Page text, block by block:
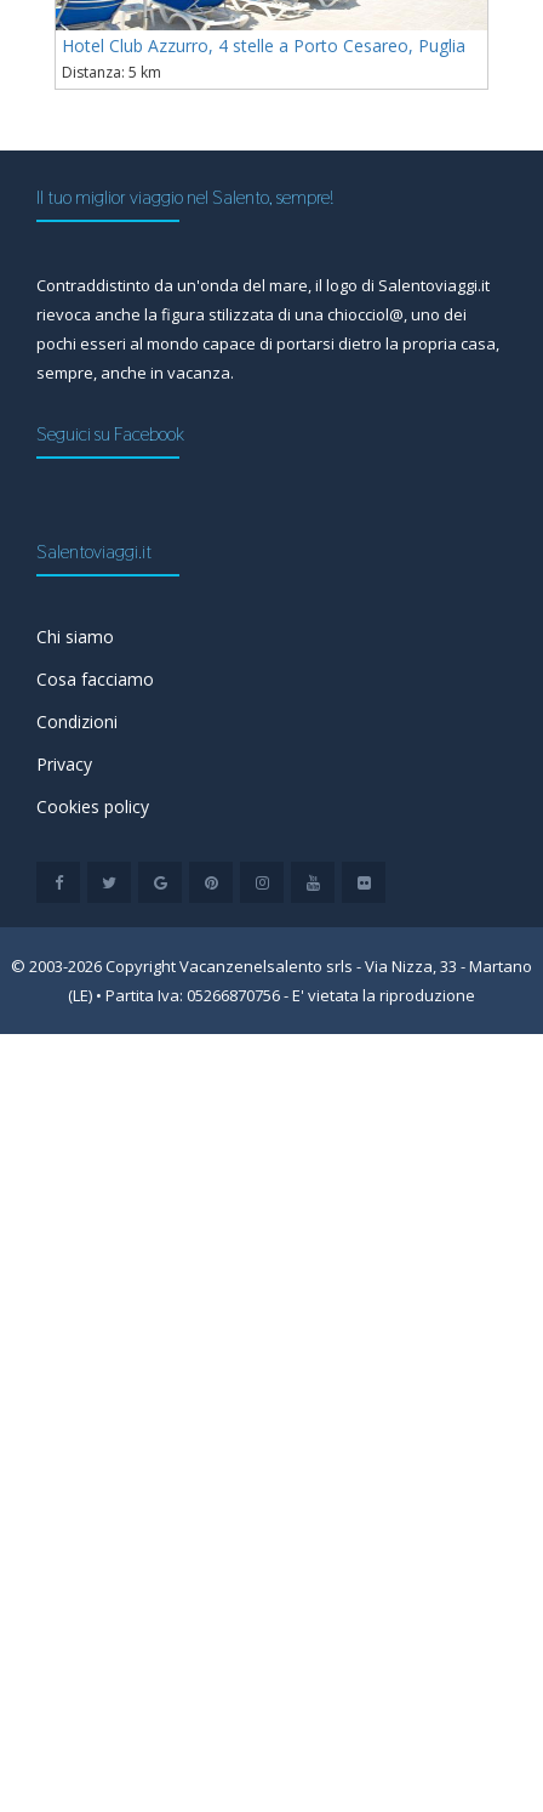
Hotel Club Azzurro, 4 stelle a Porto Cesareo, Puglia
Distanza: 5 km
Il tuo miglior viaggio nel Salento, sempre!
Contraddistinto da un'onda del mare, il logo di Salentoviaggi.it
rievoca anche la figura stilizzata di una chiocciol@, uno dei
pochi esseri al mondo capace di portarsi dietro la propria casa,
sempre, anche in vacanza.
Seguici su Facebook
Salentoviaggi.it
Chi siamo
Cosa facciamo
Condizioni
Privacy
Cookies policy
© 2003-2026 Copyright Vacanzenelsalento srls - Via Nizza, 33 - Martano
(LE) • Partita Iva: 05266870756 - E' vietata la riproduzione